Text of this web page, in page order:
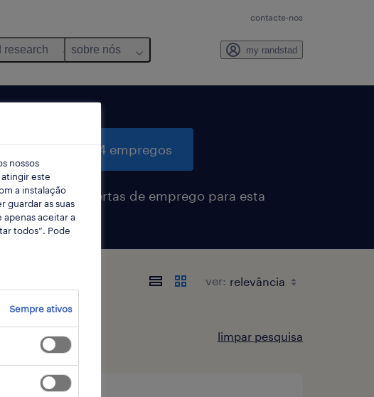
contacte-nos
research sobre nós my randstad
pesquisar 4 empregos
receber alertas de emprego para esta
pesquisa
ver:
limpar pesquisa
nossos
atingir este
a instalação
guardar as suas
aceitar a
todos”. Pode
Sempre ativos